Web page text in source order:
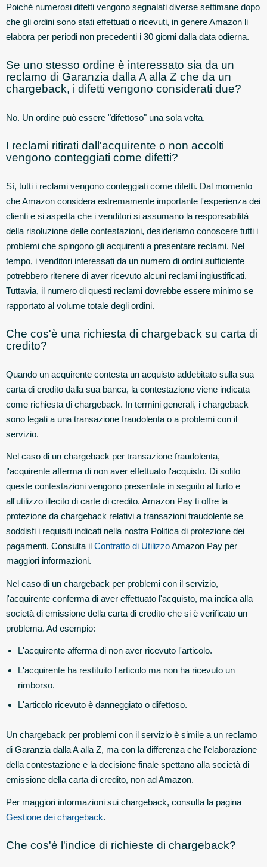
Poiché numerosi difetti vengono segnalati diverse settimane dopo
che gli ordini sono stati effettuati o ricevuti, in genere Amazon li
elabora per periodi non precedenti i 30 giorni dalla data odierna.
Se uno stesso ordine è interessato sia da un
reclamo di Garanzia dalla A alla Z che da un
chargeback, i difetti vengono considerati due?
No. Un ordine può essere "difettoso" una sola volta.
I reclami ritirati dall'acquirente o non accolti
vengono conteggiati come difetti?
Sì, tutti i reclami vengono conteggiati come difetti. Dal momento
che Amazon considera estremamente importante l'esperienza dei
clienti e si aspetta che i venditori si assumano la responsabilità
della risoluzione delle contestazioni, desideriamo conoscere tutti i
problemi che spingono gli acquirenti a presentare reclami. Nel
tempo, i venditori interessati da un numero di ordini sufficiente
potrebbero ritenere di aver ricevuto alcuni reclami ingiustificati.
Tuttavia, il numero di questi reclami dovrebbe essere minimo se
rapportato al volume totale degli ordini.
Che cos'è una richiesta di chargeback su carta di
credito?
Quando un acquirente contesta un acquisto addebitato sulla sua
carta di credito dalla sua banca, la contestazione viene indicata
come richiesta di chargeback. In termini generali, i chargeback
sono legati a una transazione fraudolenta o a problemi con il
servizio.
Nel caso di un chargeback per transazione fraudolenta,
l'acquirente afferma di non aver effettuato l'acquisto. Di solito
queste contestazioni vengono presentate in seguito al furto e
all'utilizzo illecito di carte di credito. Amazon Pay ti offre la
protezione da chargeback relativi a transazioni fraudolente se
soddisfi i requisiti indicati nella nostra Politica di protezione dei
pagamenti. Consulta il Contratto di UtilizzoAmazon Pay per
maggiori informazioni.
Nel caso di un chargeback per problemi con il servizio,
l'acquirente conferma di aver effettuato l'acquisto, ma indica alla
società di emissione della carta di credito che si è verificato un
problema. Ad esempio:
L'acquirente afferma di non aver ricevuto l'articolo.
L'acquirente ha restituito l'articolo ma non ha ricevuto un
rimborso.
L'articolo ricevuto è danneggiato o difettoso.
Un chargeback per problemi con il servizio è simile a un reclamo
di Garanzia dalla A alla Z, ma con la differenza che l'elaborazione
della contestazione e la decisione finale spettano alla società di
emissione della carta di credito, non ad Amazon.
Per maggiori informazioni sui chargeback, consulta la pagina
Gestione dei chargeback.
Che cos'è l'indice di richieste di chargeback?